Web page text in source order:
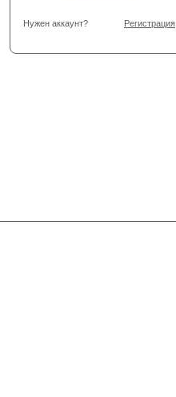
Нужен аккаунт? Регистрация